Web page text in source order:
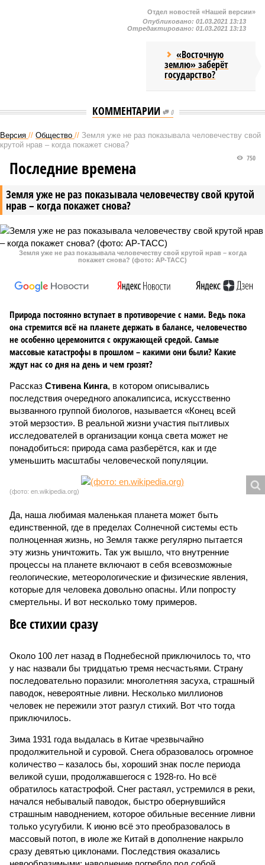
Отдел новостей «Нашей версии»
Опубликовано: 01.03.2021 13:13
Отредактировано: 01.03.2021 13:13
«Восточную
землю» заберёт
государство?
КОММЕНТАРИИ 0
Версия // Общество // Земля уже не раз показывала человечеству свой
крутой нрав – когда покажет снова?
Земля уже не раз показывала человечеству свой крутой
нрав – когда покажет снова?
750
Последние времена
Земля уже не раз показывала человечеству свой крутой нрав – когда
покажет снова? (фото: АР-ТАСС)
Природа постоянно вступает в противоречие с нами. Ведь пока
она стремится всё на планете держать в балансе, человечество
не особенно церемонится с окружающей средой. Самые
массовые катастрофы в прошлом – какими они были? Какие
ждут нас со дня на день и чем грозят?
Рассказ Стивена Кинга, в котором описывались
последствия очередного апокалипсиса, искусственно
вызванного группой биологов, называется «Конец всей
этой мерзости». В реальной жизни участия пытливых
исследователей в организации конца света может не
понадобиться: природа сама разберётся, как и где
уменьшить масштабы человеческой популяции.
(фото: en.wikipedia.org)
Да, наша любимая маленькая планета может быть
единственной, где в пределах Солнечной системы есть
полноценная жизнь, но Земля также регулярно пытается
эту жизнь уничтожить. Так уж вышло, что внутренние
процессы на планете включают в себя всевозможные
геологические, метеорологические и физические явления,
которые для человека довольно опасны. Или попросту
смертельны. И вот несколько тому примеров.
Все стихии сразу
Около 100 лет назад в Поднебесной приключилось то, что
у нас назвали бы тридцатью тремя несчастьями. Страну
последовательно поразили: многолетняя засуха, страшный
паводок, невероятные ливни. Несколько миллионов
человек не пережили этот разгул стихий. Вот что тогда
приключилось.
Зима 1931 года выдалась в Китае чрезвычайно
продолжительной и суровой. Снега образовалось огромное
количество – казалось бы, хороший знак после периода
великой суши, продолжавшегося с 1928-го. Но всё
обратилось катастрофой. Снег растаял, устремился в реки,
начался небывалый паводок, быстро обернувшийся
страшным наводнением, которое обильные весенние ливни
только усугубили. К июню всё это преобразовалось в
массовый потоп, в июле же Китай в дополнение накрыло
сразу девятью циклонами. Последствия оказались